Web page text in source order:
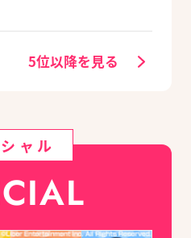
5位以降を見る
ャル